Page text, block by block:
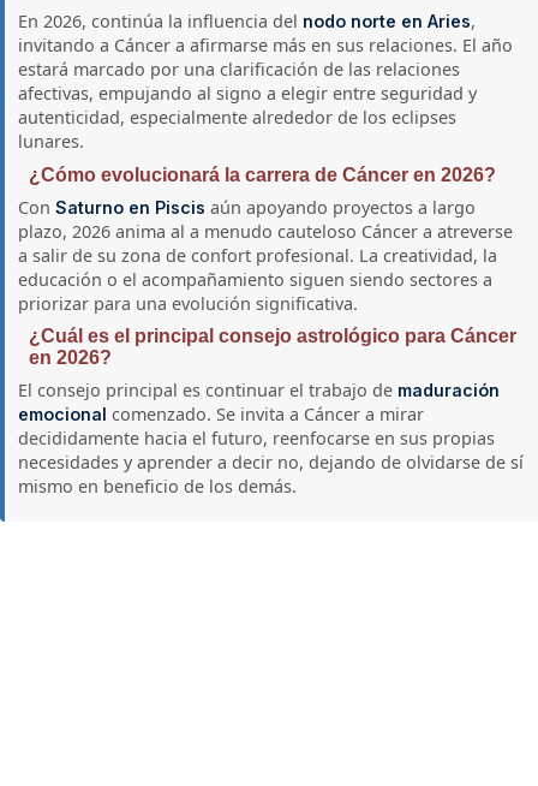
En 2026, continúa la influencia del nodo norte en Aries,
invitando a Cáncer a afirmarse más en sus relaciones. El año
estará marcado por una clarificación de las relaciones
afectivas, empujando al signo a elegir entre seguridad y
autenticidad, especialmente alrededor de los eclipses
lunares.
¿Cómo evolucionará la carrera de Cáncer en 2026?
ConSaturno en Piscis aún apoyando proyectos a largo
plazo, 2026 anima al a menudo cauteloso Cáncer a atreverse
a salir de su zona de confort profesional. La creatividad, la
educación o el acompañamiento siguen siendo sectores a
priorizar para una evolución significativa.
¿Cuál es el principal consejo astrológico para Cáncer
en 2026?
El consejo principal es continuar el trabajo de maduración
emocional comenzado. Se invita a Cáncer a mirar
decididamente hacia el futuro, reenfocarse en sus propias
necesidades y aprender a decir no, dejando de olvidarse de sí
mismo en beneficio de los demás.